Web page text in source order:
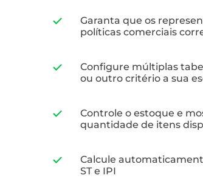
Garanta que os
políticas comerciais
Configure múltiplas
ou outro critério a sua
Controle o estoque e
quantidade de itens
Calcule
ST e IPI